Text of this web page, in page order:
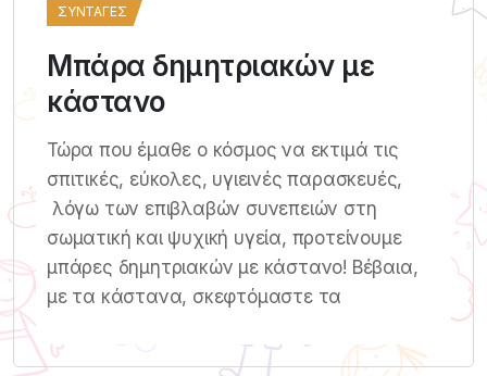
ΣΥΝΤΑΓΈΣ
Μπάρα δημητριακών με
κάστανο
Τώρα που έμαθε ο κόσμος να εκτιμά τις
σπιτικές, εύκολες, υγιεινές παρασκευές,
λόγω των επιβλαβών συνεπειών στη
σωματική και ψυχική υγεία, προτείνουμε
μπάρες δημητριακών με κάστανο! Βέβαια,
με τα κάστανα, σκεφτόμαστε τα